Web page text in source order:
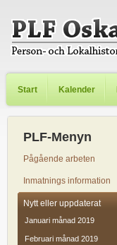
Start Kalender
PLF-Menyn
Pågående arbeten
Inmatnings information
Nytt eller uppdaterat
Januari månad 2019
Februari månad 2019